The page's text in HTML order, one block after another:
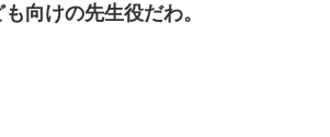
向けの先生役だわ。